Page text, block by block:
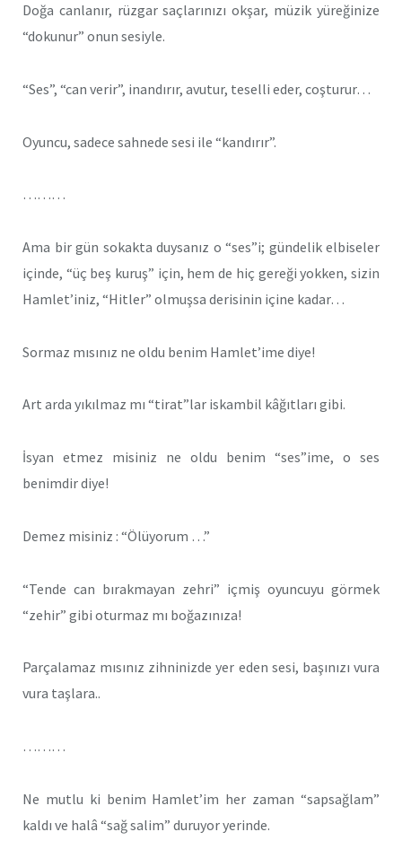
Doğa canlanır, rüzgar saçlarınızı okşar, müzik yüreğinize
“dokunur” onun sesiyle.
“Ses”, “can verir”, inandırır, avutur, teselli eder, coşturur…
Oyuncu, sadece sahnede sesi ile “kandırır”.
………
Ama bir gün sokakta duysanız o “ses”i; gündelik elbiseler
içinde, “üç beş kuruş” için, hem de hiç gereği yokken, sizin
Hamlet’iniz, “Hitler” olmuşsa derisinin içine kadar…
Sormaz mısınız ne oldu benim Hamlet’ime diye!
Art arda yıkılmaz mı “tirat”lar iskambil kâğıtları gibi.
İsyan etmez misiniz ne oldu benim “ses”ime, o ses
benimdir diye!
Demez misiniz : “Ölüyorum …”
“Tende can bırakmayan zehri” içmiş oyuncuyu görmek
“zehir” gibi oturmaz mı boğazınıza!
Parçalamaz mısınız zihninizde yer eden sesi, başınızı vura
vura taşlara..
………
Ne mutlu ki benim Hamlet’im her zaman “sapsağlam”
kaldı ve halâ “sağ salim” duruyor yerinde.